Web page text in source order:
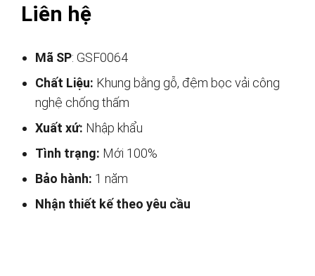
Liên hệ
Mã SP: GSF0064
Chất Liệu: Khung bằng gỗ, đệm bọc vải công
nghệ chống thấm
Xuất xứ: Nhập khẩu
Tình trạng: Mới 100%
Bảo hành: 1 năm
Nhận thiết kế theo yêu cầu